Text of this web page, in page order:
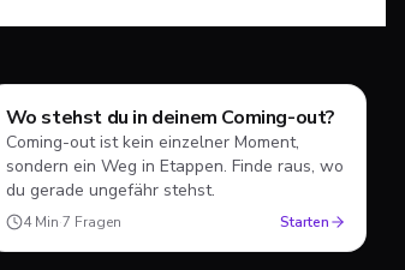
Test
Wo stehst du in deinem Coming-out?
Coming-out ist kein einzelner Moment,
sondern ein Weg in Etappen. Finde raus, wo
du gerade ungefähr stehst.
4Min·7 Fragen Starten